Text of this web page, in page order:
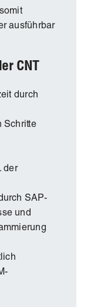
ausführbar
CNT
durch
Schritte
der
SAP-
und